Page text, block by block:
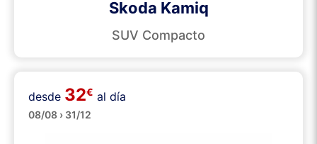
Skoda Kamiq
SUV Compacto
Grandes
desde 32€ al día
08/08 › 31/12